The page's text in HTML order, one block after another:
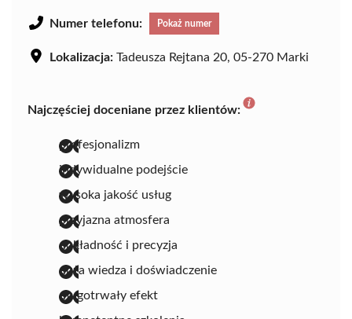
Numer telefonu: Pokaż numer
Lokalizacja: Tadeusza Rejtana 20, 05-270 Marki
Najczęściej doceniane przez klientów:
profesjonalizm
indywidualne podejście
wysoka jakość usług
przyjazna atmosfera
dokładność i precyzja
duża wiedza i doświadczenie
długotrwały efekt